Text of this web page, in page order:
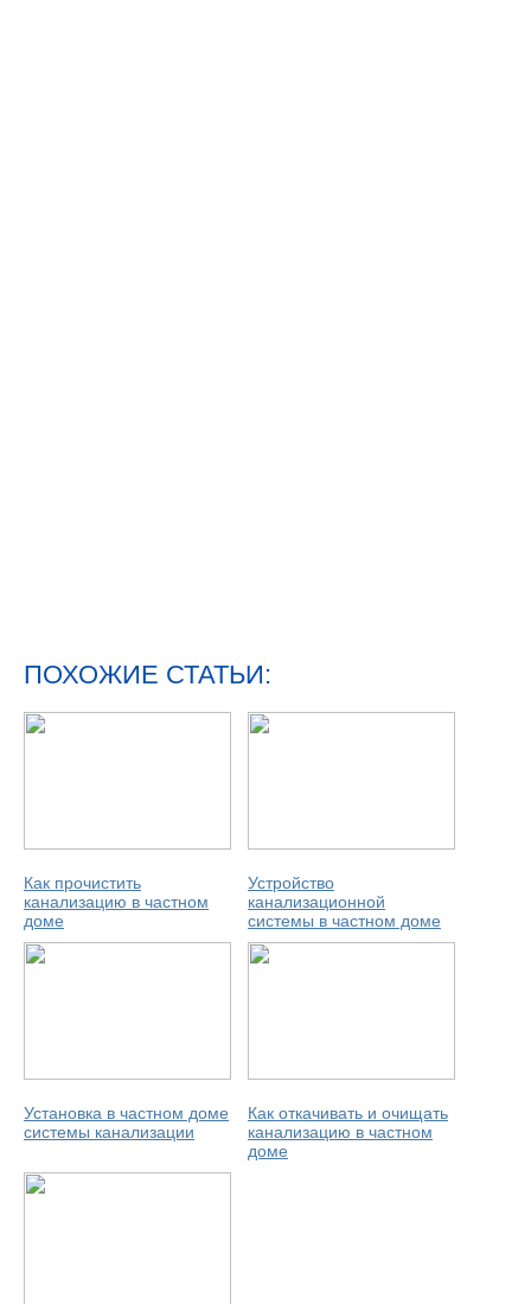
ПОХОЖИЕ СТАТЬИ:
Как прочистить
канализацию в частном
доме
Устройство
канализационной
системы в частном доме
Установка в частном доме
системы канализации
Как откачивать и очищать
канализацию в частном
доме